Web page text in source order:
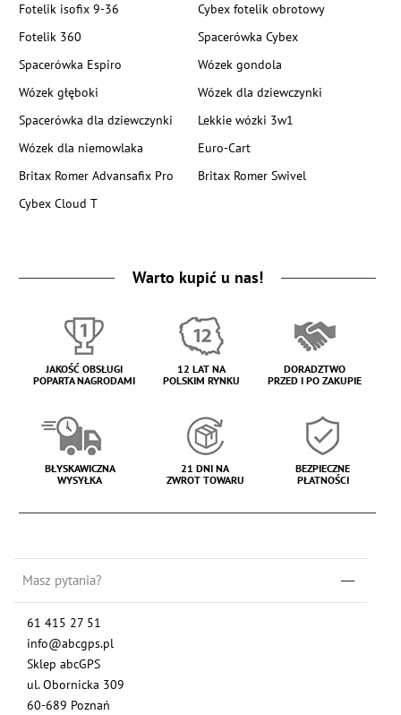
Fotelik isofix 9-36
Cybex fotelik obrotowy
Fotelik 360
Spacerówka Cybex
Spacerówka Espiro
Wózek gondola
Wózek głęboki
Wózek dla dziewczynki
Spacerówka dla dziewczynki
Lekkie wózki 3w1
Wózek dla niemowlaka
Euro-Cart
Britax Romer Advansafix Pro
Britax Romer Swivel
Cybex Cloud T
Warto kupić u nas!
JAKOŚĆ OBSŁUGI
POPARTA NAGRODAMI
12 LAT NA
POLSKIM RYNKU
DORADZTWO
PRZED I PO ZAKUPIE
BŁYSKAWICZNA
WYSYŁKA
21 DNI NA
ZWROT TOWARU
BEZPIECZNE
PŁATNOŚCI
Masz pytania?
61 415 27 51
info@abcgps.pl
Sklep abcGPS
ul. Obornicka 309
60-689 Poznań